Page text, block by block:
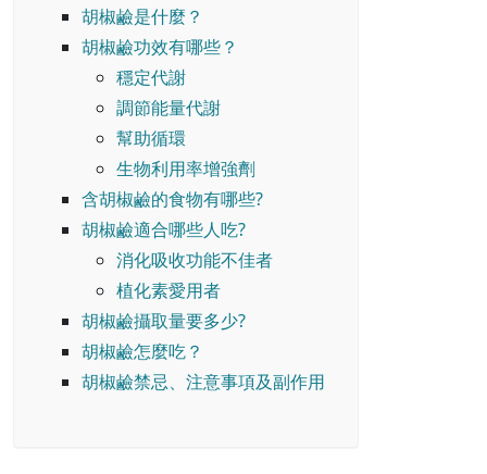
胡椒鹼是什麼？
胡椒鹼功效有哪些？
穩定代謝
調節能量代謝
幫助循環
生物利用率增強劑
含胡椒鹼的食物有哪些?
胡椒鹼適合哪些人吃?
消化吸收功能不佳者
植化素愛用者
胡椒鹼攝取量要多少?
胡椒鹼怎麼吃？
胡椒鹼禁忌、注意事項及副作用